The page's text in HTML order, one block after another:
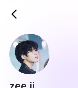
ic_back